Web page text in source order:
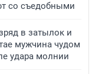
со съедобными
в затылок и
мужчина чудом
удара молнии